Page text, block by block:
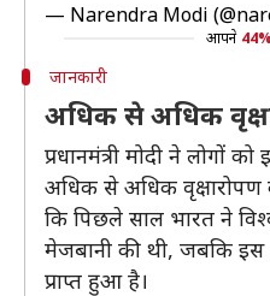
— Narendra Modi
आपने 44%
जानकारी
अधिक से अधिक
प्रधानमंत्री मोदी ने लोगों
अधिक से अधिक वृक्षारोपण
कि पिछले साल भारत ने
मेजबानी की थी, जबकि इस
प्राप्त हुआ है।